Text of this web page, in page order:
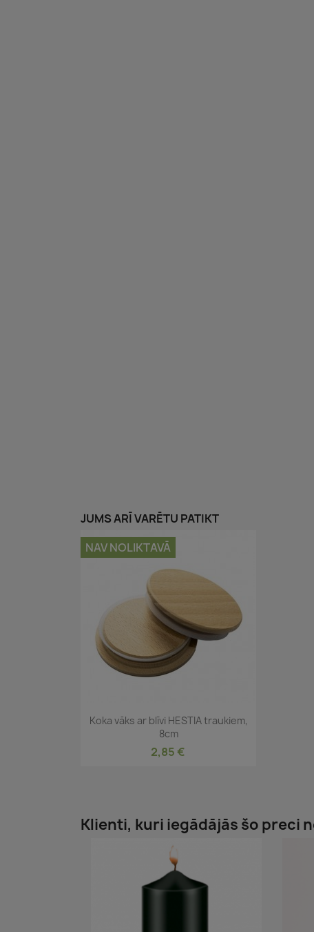
JUMS ARĪ VARĒTU PATIKT
Īss ieskats
Koka vāks ar blīvi HESTIA traukiem,
8cm
2,85 €
NAV NOLIKTAVĀ
Klienti, kuri iegādājās šo preci